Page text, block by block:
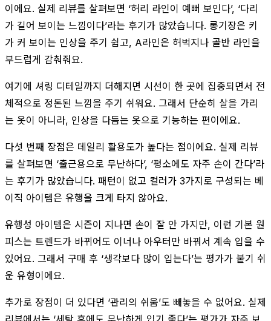
이에요. 실제 리뷰를 살펴보면 ‘허리 라인이 예뻐 보인다’, ‘다리
가 길어 보이는 느낌이다’라는 후기가 많았습니다. 롱기장은 키
가 커 보이는 인상을 주기 쉽고, A라인은 허벅지나 골반 라인을
부드럽게 감춰줘요.
여기에 셔링 디테일까지 더해지면 시선이 한 곳에 집중되면서 전
체적으로 정돈된 느낌을 주기 쉬워요. 그래서 단순히 살을 가리
는 옷이 아니라, 인상을 다듬는 옷으로 기능하는 편이에요.
다섯 번째 장점은 데일리 활용도가 높다는 점이에요. 실제 리뷰
를 살펴보면 ‘출근용으로 무난하다’, ‘평소에도 자주 손이 간다’라
는 후기가 많았습니다. 패턴이 없고 컬러가 3가지로 구성되는 베
이직 아이템은 유행을 크게 타지 않아요.
유행성 아이템은 시즌이 지나면 손이 잘 안 가지만, 이런 기본 원
피스는 트렌드가 바뀌어도 이너나 아우터만 바꿔서 계속 입을 수
있어요. 그래서 구매 후 ‘생각보다 많이 입는다’는 평가가 붙기 쉬
운 유형이에요.
추가로 장점이 더 있다면 ‘관리의 쉬움’도 빼놓을 수 없어요. 실제